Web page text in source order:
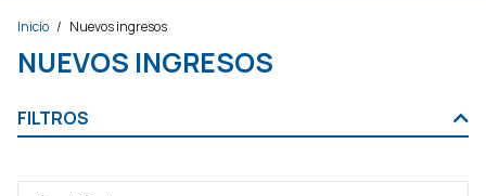
Inicio / Nuevos ingresos
NUEVOS INGRESOS
FILTROS